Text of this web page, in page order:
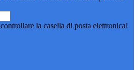
la casella di posta elettronica!